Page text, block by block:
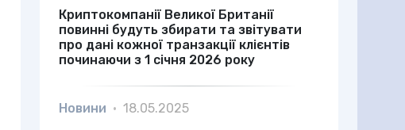
Криптокомпанії Великої Британії
повинні будуть збирати та звітувати
про дані кожної транзакції клієнтів
починаючи з 1 січня 2026 року
Новини • 18.05.2025